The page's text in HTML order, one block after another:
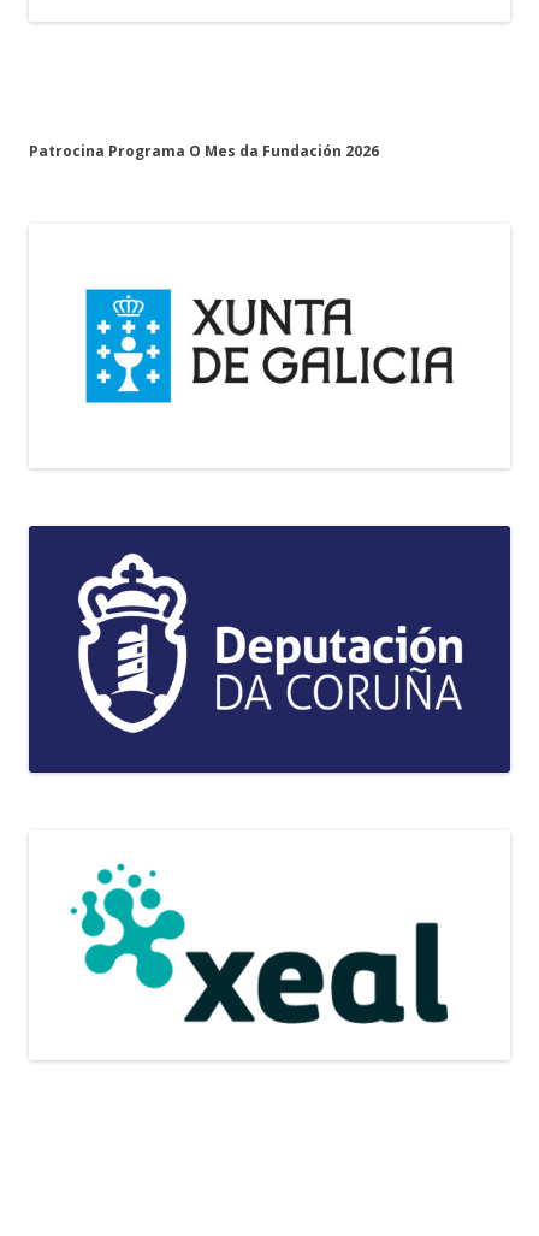
Patrocina Programa O Mes da Fundación 2026